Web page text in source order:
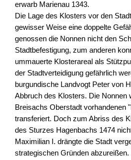
erwarb Marienau 1343.
Die Lage des Klosters vor den
gewisser Weise eine doppelte
genossen die Nonnen nicht den
Stadtbefestigung, zum anderen
ummauerte Klosterareal als
der Stadtverteidigung gefährlich
burgundische Landvogt Peter von
Abbruch des Klosters. Die Nonnen
Breisachs Oberstadt vorhandenen
transferiert. Doch zum Abriss des
des Sturzes Hagenbachs 1474
Maximilian I. drängte die Stadt
strategischen Gründen abzureißen.